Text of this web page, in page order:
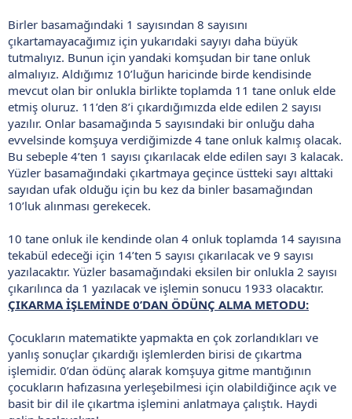
Birler basamağındaki 1 sayısından 8 sayısını
çıkartamayacağımız için yukarıdaki sayıyı daha büyük
tutmalıyız. Bunun için yandaki komşudan bir tane onluk
almalıyız. Aldığımız 10’luğun haricinde birde kendisinde
mevcut olan bir onlukla birlikte toplamda 11 tane onluk elde
etmiş oluruz. 11’den 8’i çıkardığımızda elde edilen 2 sayısı
yazılır. Onlar basamağında 5 sayısındaki bir onluğu daha
evvelsinde komşuya verdiğimizde 4 tane onluk kalmış olacak.
Bu sebeple 4’ten 1 sayısı çıkarılacak elde edilen sayı 3 kalacak.
Yüzler basamağındaki çıkartmaya geçince üstteki sayı alttaki
sayıdan ufak olduğu için bu kez da binler basamağından
10’luk alınması gerekecek.
10 tane onluk ile kendinde olan 4 onluk toplamda 14 sayısına
tekabül edeceği için 14’ten 5 sayısı çıkarılacak ve 9 sayısı
yazılacaktır. Yüzler basamağındaki eksilen bir onlukla 2 sayısı
çıkarılınca da 1 yazılacak ve işlemin sonucu 1933 olacaktır.
ÇIKARMA İŞLEMİNDE 0’DAN ÖDÜNÇ ALMA METODU:
Çocukların matematikte yapmakta en çok zorlandıkları ve
yanlış sonuçlar çıkardığı işlemlerden birisi de çıkartma
işlemidir. 0’dan ödünç alarak komşuya gitme mantığının
çocukların hafızasına yerleşebilmesi için olabildiğince açık ve
basit bir dil ile çıkartma işlemini anlatmaya çalıştık. Haydi